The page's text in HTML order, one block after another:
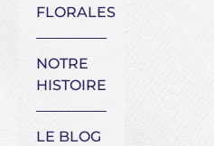
FLORALES
NOTRE
HISTOIRE
LE BLOG